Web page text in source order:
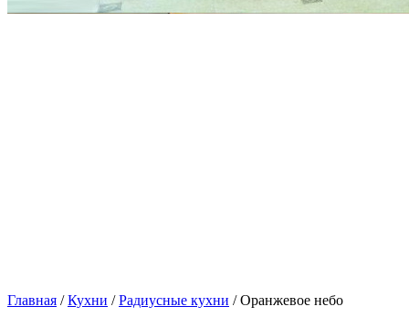
Главная /Кухни /Радиусные кухни / Оранжевое небо